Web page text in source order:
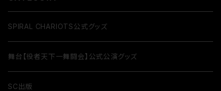
SPIRAL CHARIOTS公式グッズ
舞台【役者天下一舞闘会】公式公演グッズ
SC出版